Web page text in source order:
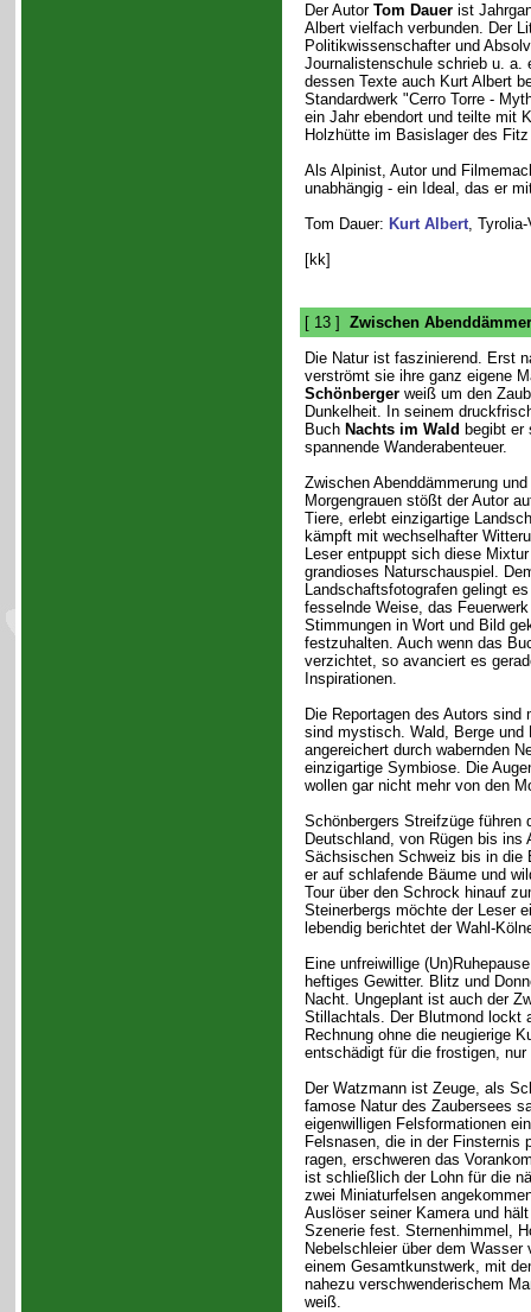
Der Autor Tom Dauerist
Albert vielfach verbunden. Der
Politikwissenschafter und
Journalistenschule schrieb u. a.
dessen Texte auch Kurt Albert
Standardwerk "Cerro Torre -
ein Jahr ebendort und teilte mit
Holzhütte im Basislager des Fitz
Als Alpinist, Autor und
unabhängig - ein Ideal, das er
Tom Dauer: Kurt Albert,
[kk]
[ 13 ] Zwischen
Die Natur ist faszinierend. Erst
verströmt sie ihre ganz eigene
Schönbergerweiß um den
Dunkelheit. In seinem
Buch Nachts im Wald begibt er
spannende Wanderabenteuer.
Zwischen Abenddämmerung und
Morgengrauen stößt der Autor
Tiere, erlebt einzigartige
kämpft mit wechselhafter
Leser entpuppt sich diese
grandioses Naturschauspiel.
Landschaftsfotografen gelingt
fesselnde Weise, das Feuerwerk
Stimmungen in Wort und Bild
festzuhalten. Auch wenn das
verzichtet, so avanciert es
Inspirationen.
Die Reportagen des Autors sind
sind mystisch. Wald, Berge und
angereichert durch wabernden
einzigartige Symbiose. Die
wollen gar nicht mehr von den
Schönbergers Streifzüge führen
Deutschland, von Rügen bis ins
Sächsischen Schweiz bis in die
er auf schlafende Bäume und
Tour über den Schrock hinauf
Steinerbergs möchte der Leser
lebendig berichtet der Wahl-
Eine unfreiwillige
heftiges Gewitter. Blitz und
Nacht. Ungeplant ist auch der
Stillachtals. Der Blutmond lockt
Rechnung ohne die neugierige
entschädigt für die frostigen,
Der Watzmann ist Zeuge, als
famose Natur des Zaubersees
eigenwilligen Felsformationen
Felsnasen, die in der Finsternis
ragen, erschweren das
ist schließlich der Lohn für die
zwei Miniaturfelsen
Auslöser seiner Kamera und
Szenerie fest. Sternenhimmel,
Nebelschleier über dem Wasser
einem Gesamtkunstwerk, mit
nahezu verschwenderischem
weiß.